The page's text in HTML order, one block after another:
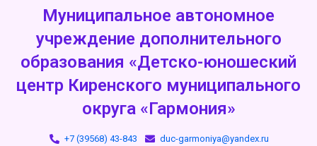
Муниципальное автономное
учреждение дополнительного
образования «Детско-юношеский
центр Киренского муниципального
округа «Гармония»
+7 (39568) 43-843
duc-garmoniya@yandex.ru